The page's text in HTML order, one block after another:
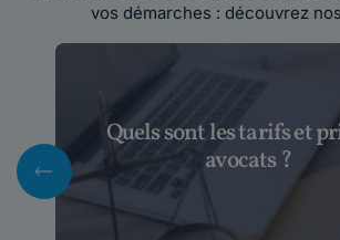
vos démarches : découvrez
Quels sont les tarifs et
avocats ?